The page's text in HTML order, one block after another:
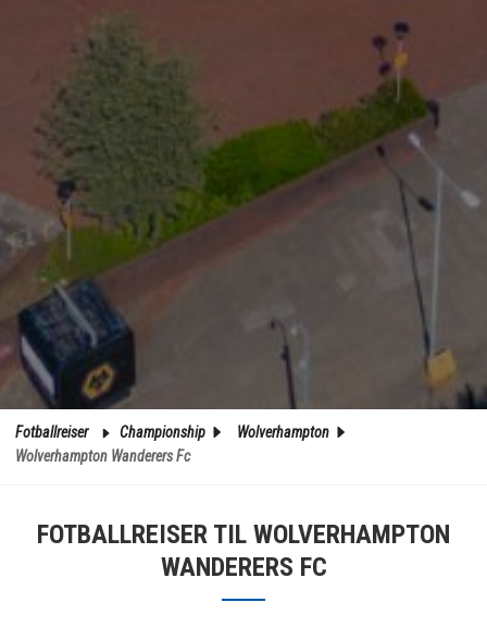
Fotballreiser Championship
Wolverhampton
Wolverhampton Wanderers Fc
FOTBALLREISER TIL WOLVERHAMPTON
WANDERERS FC